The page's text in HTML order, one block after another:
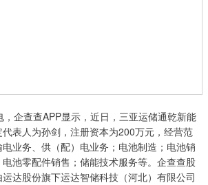
企查查APP显示，近日，三亚运储通乾新能
表人为孙剑，注册资本为200万元，经营范
业务、供（配）电业务；电池制造；电池销
池零配件销售；储能技术服务等。企查查股
达股份旗下运达智储科技（河北）有限公司